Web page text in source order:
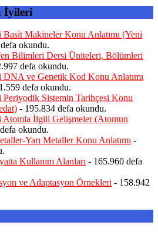
İyileri
Basit Makineler Konu Anlatımı (Yeni
okundu.
Bilimleri Dersi Üniteleri, Bölümleri
defa okundu.
DNA ve Genetik Kod Konu Anlatımı
defa okundu.
Periyodik Sistemin Tarihçesi Konu
- 195.834 defa okundu.
Atomla İlgili Gelişmeler (Atomun
okundu.
Yarı Metaller Konu Anlatımı -
Kullanım Alanları - 165.960 defa
ve Adaptasyon Örnekleri - 158.942